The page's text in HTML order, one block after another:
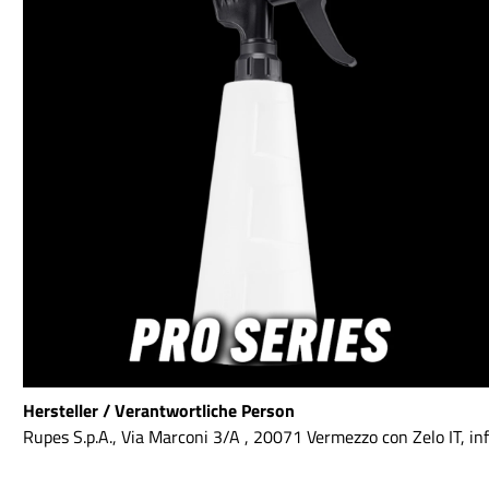
höheren Umdrehungszahlen der Druck
aufrechterhalten werden kann und
somit kein Einbruch der
Cuttingleistung erfolgt. Gleichermaßen
wird die Zellstruktur erhalten, was zu
einer optimalen Kühlung führt und
auch ein Zusammendrücken minimiert
wird. Auf Basis der Erfahrung mit
extrem schnellen Heavy Cut Polituren
wie der 3D Car Care 510 und der
universelllen 3D One Hybrid hat Detail
Passion jedoch besondere weitere
Eigenschaften bei dem Polierschaum
Super Heavy Cut für starke
Lackdefekte DP Pro Therminator
orange - Medium Cut für One Step, All
in One oder mittelstarke Polituren DP
Pro Therminator maroon - Medium
Polish für mittlere Polituren und Finish
DP Pro Therminator black - Glanzfinish
für empfindliche Lacke oder extremen
Gloss Super Heavy Cut bis Finish: DP
Hersteller / Verantwortliche Person
Rupes S.p.A., Via Marconi 3/A , 20071 Vermezzo con Zelo IT,